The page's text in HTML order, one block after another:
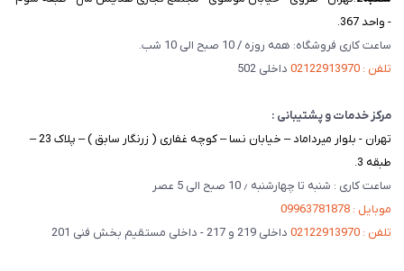
- واحد 367.
ساعت کاری فروشگاه: همه روزه / 10 صبح الی 10 شب.
تلفن : 02122913970
داخلی 502
مرکز خدمات و پشتیبانی :
تهران - بلوار میرداماد – خیابان نسا – کوچه غفاری ( زرنگار سابق ) – پلاک 23 –
طبقه 3.
ساعت کاری : شنبه تا چهارشنبه ٫ 10 صبح الی 5 عصر
موبایل : 09963781878
تلفن : 02122913970
داخلی 219 و 217 - داخلی مستقیم بخش فنی 201